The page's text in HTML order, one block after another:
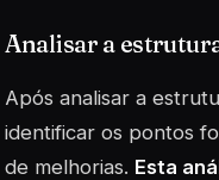
Analisar a
Após analisar a
identificar os pontos
de melhorias. Esta